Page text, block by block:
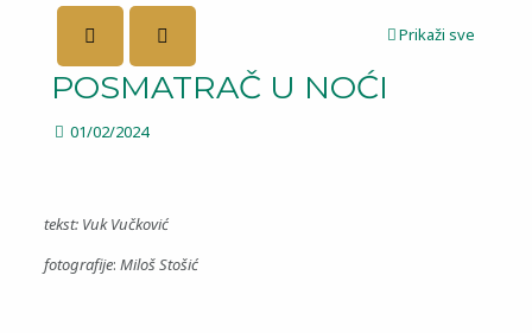
Prikaži sve
POSMATRAČ U NOĆI
01/02/2024
tekst: Vuk Vučković
fotografije: Miloš Stošić